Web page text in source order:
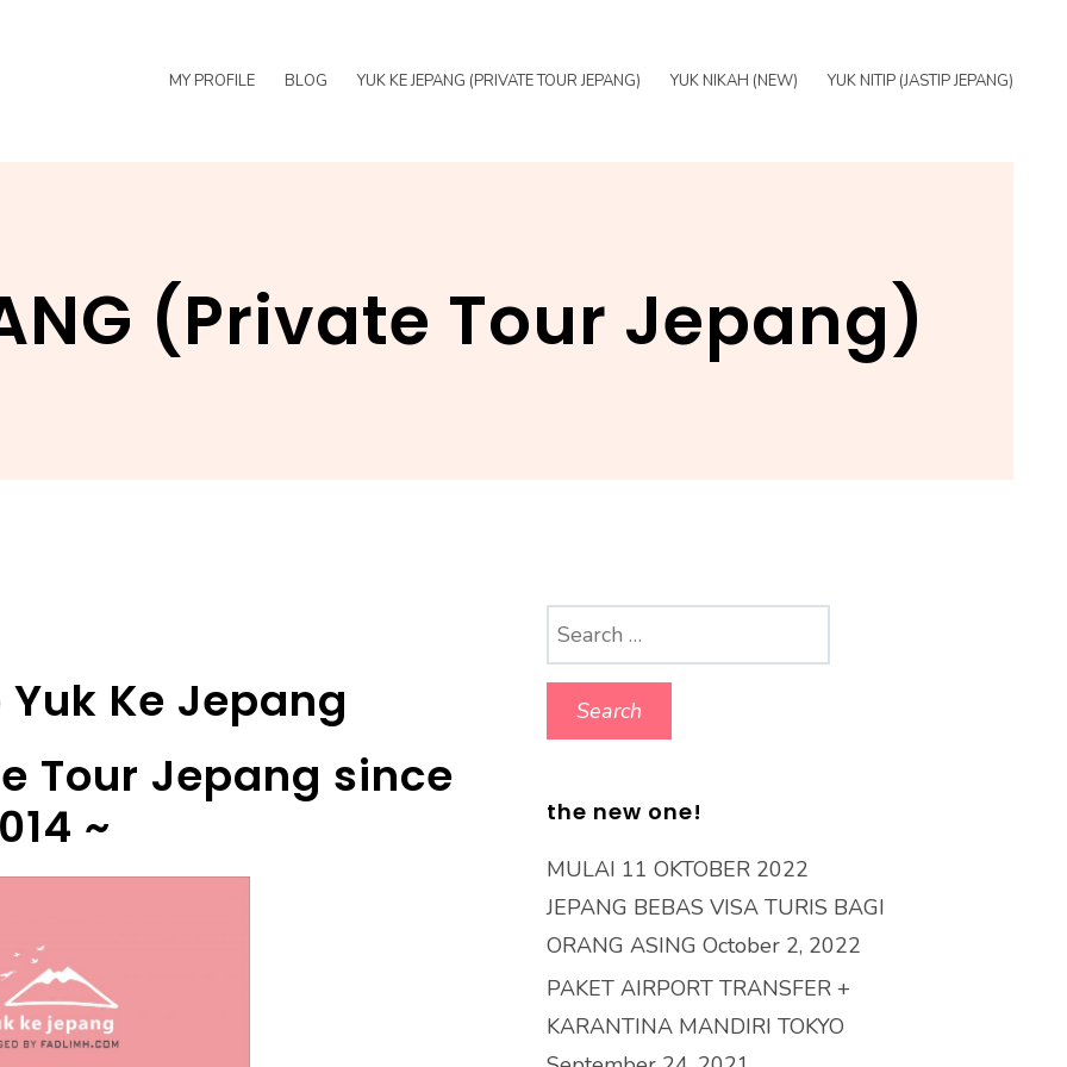
MY PROFILE BLOG YUK KE JEPANG (PRIVATE TOUR JEPANG) YUK NIKAH (NEW) YUK NITIP (JASTIP JEPANG)
(Private Tour Jepang)
Ke Jepang
Tour Jepang since
~
Search
for:
the new one!
MULAI 11 OKTOBER 2022
JEPANG BEBAS VISA TURIS BAGI
ORANG ASING October 2, 2022
PAKET AIRPORT TRANSFER +
KARANTINA MANDIRI TOKYO